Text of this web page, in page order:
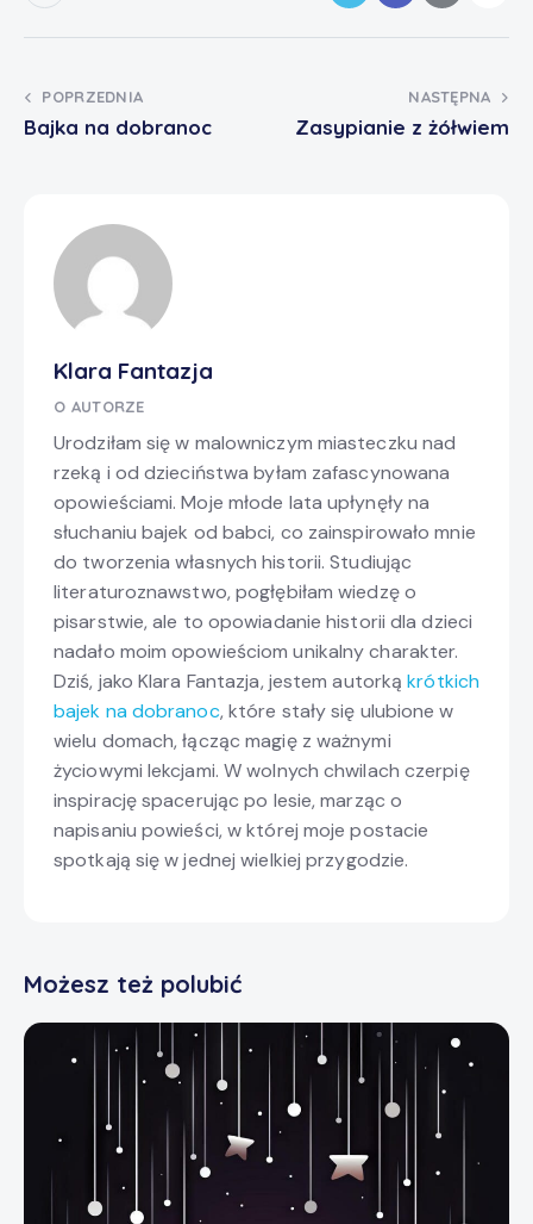
POPRZEDNIA
Bajka na dobranoc
NASTĘPNA
Zasypianie z żółwiem
Klara Fantazja
O AUTORZE
Urodziłam się w malowniczym miasteczku nad
rzeką i od dzieciństwa byłam zafascynowana
opowieściami. Moje młode lata upłynęły na
słuchaniu bajek od babci, co zainspirowało mnie
do tworzenia własnych historii. Studiując
literaturoznawstwo, pogłębiłam wiedzę o
pisarstwie, ale to opowiadanie historii dla dzieci
nadało moim opowieściom unikalny charakter.
Dziś, jako Klara Fantazja, jestem autorkąkrótkich
bajek na dobranoc, które stały się ulubione w
wielu domach, łącząc magię z ważnymi
życiowymi lekcjami. W wolnych chwilach czerpię
inspirację spacerując po lesie, marząc o
napisaniu powieści, w której moje postacie
spotkają się w jednej wielkiej przygodzie.
Możesz też polubić